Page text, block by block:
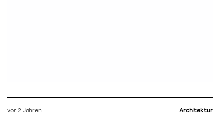
vor 2 Jahren Architektur